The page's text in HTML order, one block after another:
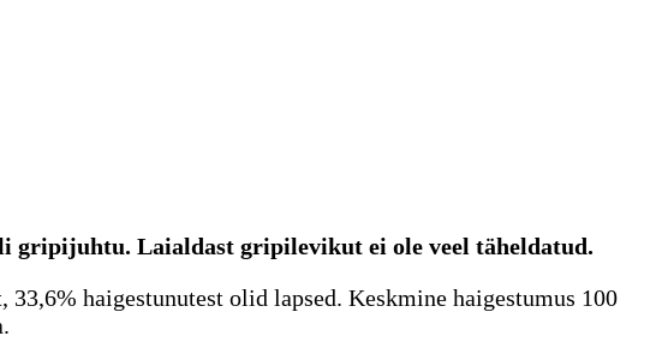
gripijuhtu. Laialdast gripilevikut ei ole veel täheldatud.
33,6% haigestunutest olid lapsed. Keskmine haigestumus 100